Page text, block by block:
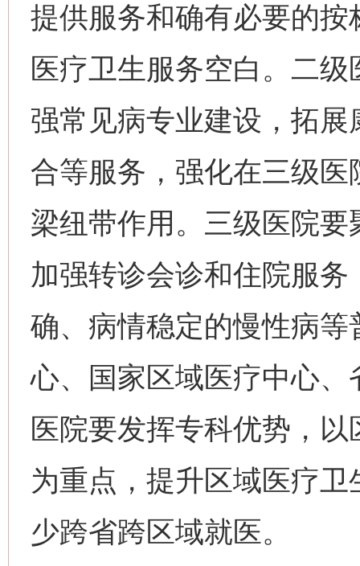
提供服务和确有必要的
医疗卫生服务空白。二
强常见病专业建设，拓
合等服务，强化在三级
梁纽带作用。三级医院
加强转诊会诊和住院服
确、病情稳定的慢性病
心、国家区域医疗中心
医院要发挥专科优势，
为重点，提升区域医疗
少跨省跨区域就医。